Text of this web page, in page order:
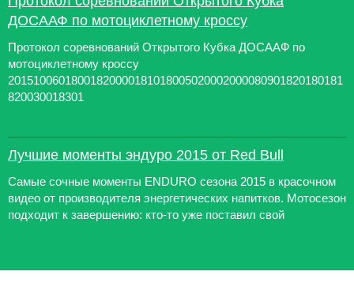
ДОСААФ по мотоциклетному кроссу
Протокол соревнований Открытого Кубка ДОСААФ по
мотоциклетному кроссу
20151006018001820000181018005020002000080901820180181
820030018301
Лучшие моменты эндуро 2015 от Red Bull
Самые сочные моменты ENDURO сезона 2015 в красочном
видео от производителя энергетических напитков. Мотосезон
подходит к завершению: кто-то уже поставил свой